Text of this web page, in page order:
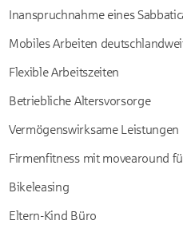
Inanspruchnahme eines
Mobiles Arbeiten
Flexible Arbeitszeiten
Betriebliche Altersvorsorge
Vermögenswirksame
Firmenfitness mit movearound
Bikeleasing
Eltern-Kind Büro